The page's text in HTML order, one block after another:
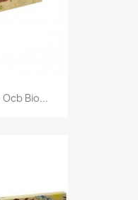
Bio...